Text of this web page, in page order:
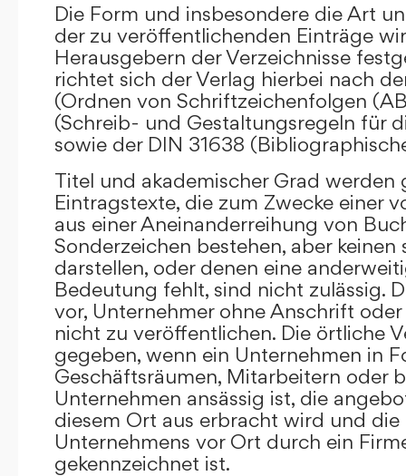
Die Form und insbesondere die Art
der zu veröffentlichenden Einträge
Herausgebern der Verzeichnisse
richtet sich der Verlag hierbei nach
(Ordnen von Schriftzeichenfolgen
(Schreib- und Gestaltungsregeln für
sowie der DIN 31638
Titel und akademischer Grad werden
Eintragstexte, die zum Zwecke einer
aus einer Aneinanderreihung von
Sonderzeichen bestehen, aber keinen
darstellen, oder denen eine
Bedeutung fehlt, sind nicht zulässig.
vor, Unternehmer ohne Anschrift
nicht zu veröffentlichen. Die örtliche
gegeben, wenn ein Unternehmen in
Geschäftsräumen, Mitarbeitern oder
Unternehmen ansässig ist, die
diesem Ort aus erbracht wird und die
Unternehmens vor Ort durch ein
gekennzeichnet ist.